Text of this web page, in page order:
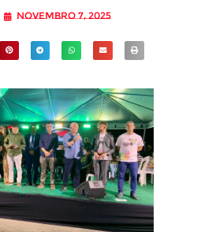
novembro 7, 2025